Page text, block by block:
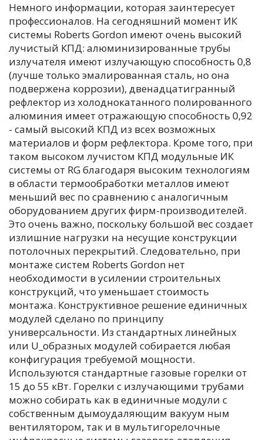
Немного информации, которая заинтересует
профессионалов. На сегодняшний момент ИК
системы Roberts Gordon имеют очень высокий
лучистый КПД: алюминизированные трубы
излучателя имеют излучающую способность 0,8
(лучше только эмалированная сталь, но она
подвержена коррозии), двенадцатигранный
рефлектор из холоднокатанного полированного
алюминия имеет отражающую способность 0,92
- самый высокий КПД из всех возможных
материалов и форм рефлектора. Кроме того, при
таком высоком лучистом КПД модульные ИК
системы от RG благодаря высоким технологиям
в области термообработки металлов имеют
меньший вес по сравнению с аналогичным
оборудованием других фирм-производителей.
Это очень важно, поскольку большой вес создает
излишние нагрузки на несущие конструкции
потолочных перекрытий. Следовательно, при
монтаже систем Roberts Gordon нет
необходимости в усилении строительных
конструкций, что уменьшает стоимость
монтажа. Конструктивное решение единичных
модулей сделано по принципу
универсальности. Из стандартных линейных
или U_образных модулей собирается любая
конфигурация требуемой мощности.
Используются стандартные газовые горелки от
15 до 55 кВт. Горелки с излучающими трубами
можно собирать как в единичные модули с
собственным дымоудаляющим вакуум ным
вентилятором, так и в мультигорелочные